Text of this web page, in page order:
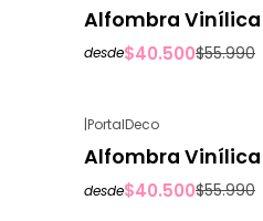
Alfombra
desde$40.500$55.990
|PortalDeco
Alfombra
desde$40.500$55.990